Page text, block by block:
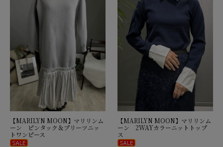
【MARILYN MOON】マリリンム
ーン ピンタック＆プリーツニッ
トワンピース
【MARILYN MOON】マリリンム
ーン 2WAYカラーニットトップ
ス